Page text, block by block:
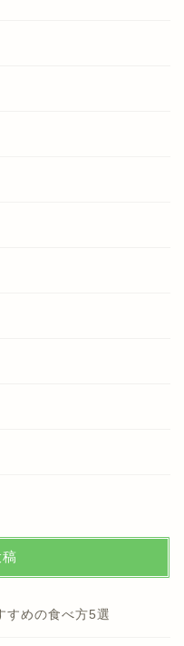
すめの食べ方5選